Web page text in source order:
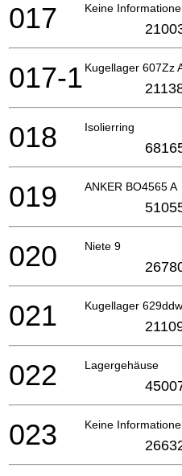
Keine
017
Kugellager 607Zz
017-1
Isolierring
018
ANKER BO4565 A
019
Niete 9
020
Kugellager 629ddw
021
Lagergehäuse
022
Keine
023